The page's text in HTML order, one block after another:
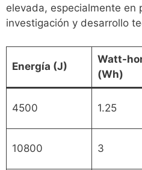
elevada, especialmente en
investigación y desarrollo
Energía (J)
Watt-
(Wh)
4500 1.25
10800 3